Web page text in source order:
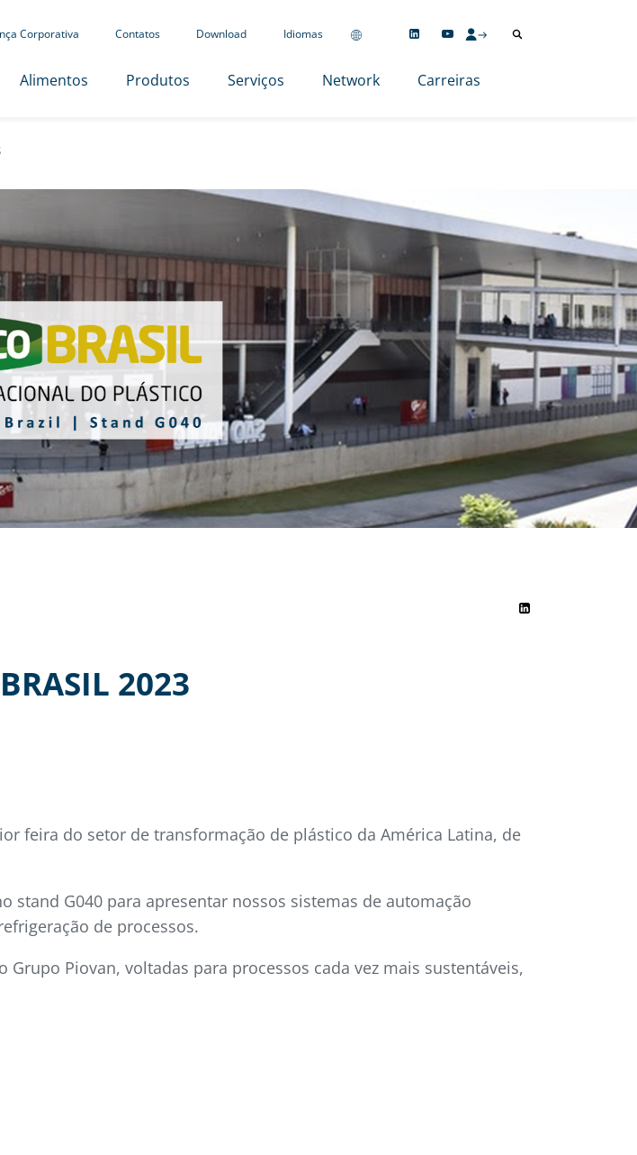
Corporativa Contatos Download Idiomas
Alimentos Produtos Serviços Network Carreiras
2023
feira do setor de transformação de plástico da América Latina, de
stand G040 para apresentar nossos sistemas de automação
de processos.
Piovan, voltadas para processos cada vez mais sustentáveis,